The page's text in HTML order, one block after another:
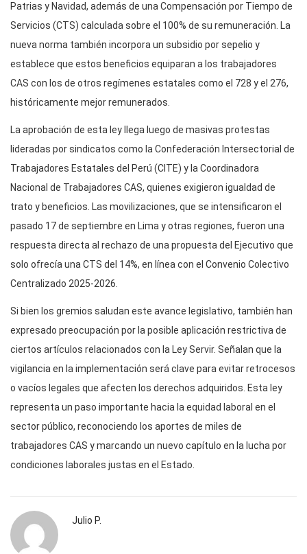
Patrias y Navidad, además de una Compensación por Tiempo de
Servicios (CTS) calculada sobre el 100% de su remuneración. La
nueva norma también incorpora un subsidio por sepelio y
establece que estos beneficios equiparan a los trabajadores
CAS con los de otros regímenes estatales como el 728 y el 276,
históricamente mejor remunerados.
La aprobación de esta ley llega luego de masivas protestas
lideradas por sindicatos como la Confederación Intersectorial de
Trabajadores Estatales del Perú (CITE) y la Coordinadora
Nacional de Trabajadores CAS, quienes exigieron igualdad de
trato y beneficios. Las movilizaciones, que se intensificaron el
pasado 17 de septiembre en Lima y otras regiones, fueron una
respuesta directa al rechazo de una propuesta del Ejecutivo que
solo ofrecía una CTS del 14%, en línea con el Convenio Colectivo
Centralizado 2025-2026.
Si bien los gremios saludan este avance legislativo, también han
expresado preocupación por la posible aplicación restrictiva de
ciertos artículos relacionados con la Ley Servir. Señalan que la
vigilancia en la implementación será clave para evitar retrocesos
o vacíos legales que afecten los derechos adquiridos. Esta ley
representa un paso importante hacia la equidad laboral en el
sector público, reconociendo los aportes de miles de
trabajadores CAS y marcando un nuevo capítulo en la lucha por
condiciones laborales justas en el Estado.
Julio P.